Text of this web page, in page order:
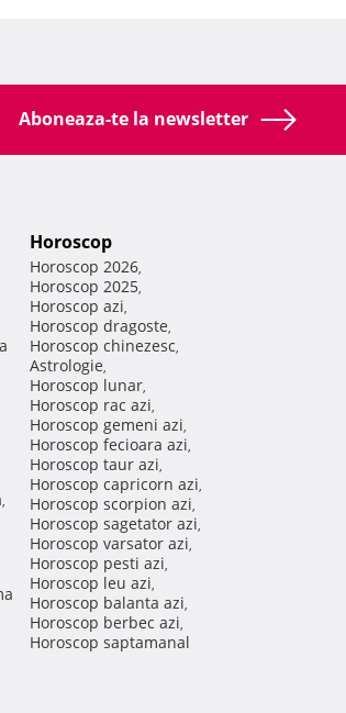
Aboneaza-te la newsletter
,
Horoscop
Horoscop 2026,
Horoscop 2025,
Horoscop azi,
Horoscop dragoste,
Horoscop chinezesc,
Astrologie,
Horoscop lunar,
Horoscop rac azi,
Horoscop gemeni azi,
Horoscop fecioara azi,
Horoscop taur azi,
Horoscop capricorn azi,
Horoscop scorpion azi,
Horoscop sagetator azi,
Horoscop varsator azi,
Horoscop pesti azi,
Horoscop leu azi,
Horoscop balanta azi,
Horoscop berbec azi,
Horoscop saptamanal